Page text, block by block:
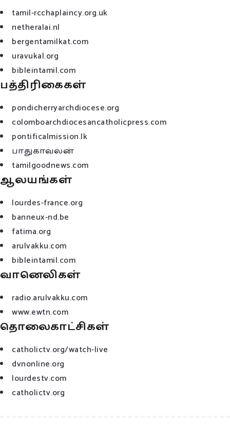
tamil-rcchaplaincy.org.uk
netheralai.nl
bergentamilkat.com
uravukal.org
bibleintamil.com
பத்திரிகைகள்
pondicherryarchdiocese.org
colomboarchdiocesancatholicpress.com
pontificalmission.lk
பாதுகாவலன்
tamilgoodnews.com
ஆலயங்கள்
lourdes-france.org
banneux-nd.be
fatima.org
arulvakku.com
bibleintamil.com
வானெலிகள்
radio.arulvakku.com
www.ewtn.com
தொலைகாட்சிகள்
catholictv.org/watch-live
dvnonline.org
lourdestv.com
catholictv.org